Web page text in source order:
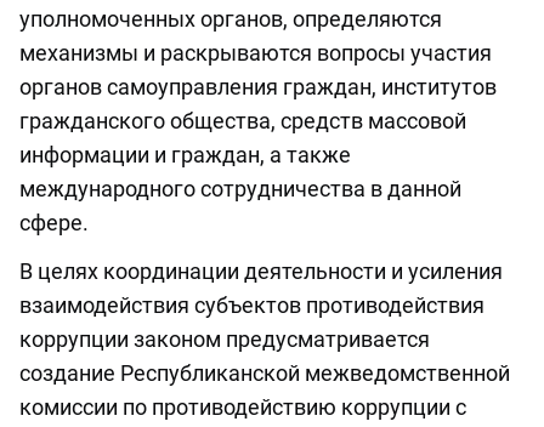
уполномоченных органов, определяются
механизмы и раскрываются вопросы участия
органов самоуправления граждан, институтов
гражданского общества, средств массовой
информации и граждан, а также
международного сотрудничества в данной
сфере.
В целях координации деятельности и усиления
взаимодействия субъектов противодействия
коррупции законом предусматривается
создание Республиканской межведомственной
комиссии по противодействию коррупции с